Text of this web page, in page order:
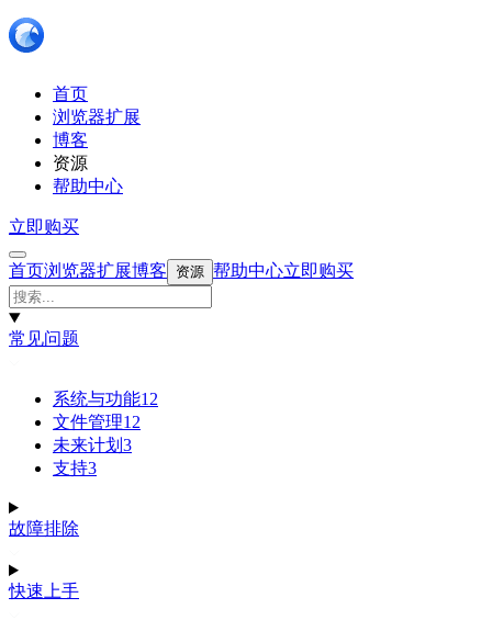
首页
浏览器扩展
博客
资源
帮助中心
立即购买
首页浏览器扩展博客 资源 帮助中心立即购买
常见问题
系统与功能12
文件管理12
未来计划 3
支持3
故障排除
快速上手